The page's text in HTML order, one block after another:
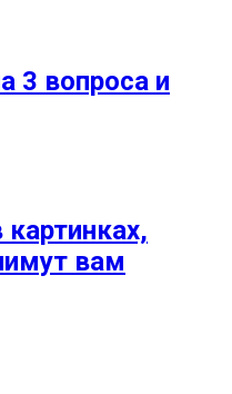
3 вопроса и
вам